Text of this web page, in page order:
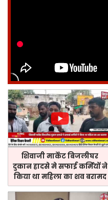
शिवाजी मार्केट बिजलीघर
दुकान हादसे मे सफाई कर्मियों ने
किया था महिला का शव बरामद